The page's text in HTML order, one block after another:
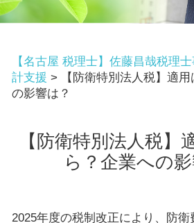
【名古屋 税理士】佐藤昌哉税理
計支援 >
【防衛特別法人税】適
の影響は？
【防衛特別法人税】
ら？企業への影
2025年度の税制改正により、防